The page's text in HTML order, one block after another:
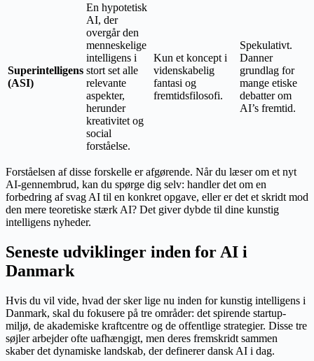
Superintelligens
(ASI)
En hypotetisk
AI, der
overgår den
menneskelige
intelligens i
stort set alle
relevante
aspekter,
herunder
kreativitet og
social
forståelse.
Kun et koncept i
videnskabelig
fantasi og
fremtidsfilosofi.
Spekulativt.
Danner
grundlag for
mange etiske
debatter om
AI’s fremtid.
Forståelsen af disse forskelle er afgørende. Når du læser om et nyt
AI-gennembrud, kan du spørge dig selv: handler det om en
forbedring af svag AI til en konkret opgave, eller er det et skridt mod
den mere teoretiske stærk AI? Det giver dybde til dine kunstig
intelligens nyheder.
Seneste udviklinger inden for AI i
Danmark
Hvis du vil vide, hvad der sker lige nu inden for kunstig intelligens i
Danmark, skal du fokusere på tre områder: det spirende startup-
miljø, de akademiske kraftcentre og de offentlige strategier. Disse tre
søjler arbejder ofte uafhængigt, men deres fremskridt sammen
skaber det dynamiske landskab, der definerer dansk AI i dag.